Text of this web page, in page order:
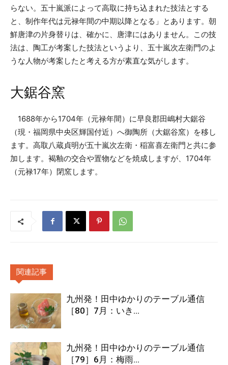
らない。五十嵐派によって高取に持ち込まれた技法とする
と、制作年代は元禄年間の中期以降となる」とあります。朝
鮮唐津の片身替りは、確かに、唐津にはありません。この技
法は、陶工が考案した技法というより、五十嵐次左衛門のよ
うな人物が考案したと考える方が素直な気がします。
大鋸谷窯
1688年から1704年（元禄年間）に早良郡田嶋村大鋸谷
（現・福岡県中央区輝国付近）へ御陶所（大鋸谷窯）を移し
ます。高取八蔵貞明が五十嵐次左衛・稲富喜左衛門と共に参
加します。褐釉の交合や置物などを焼成しますが、1704年
（元禄17年）閉窯します。
関連記事
九州発！田中ゆかりのテーブル通信
［80］7月：いき...
九州発！田中ゆかりのテーブル通信
［79］6月：梅雨...